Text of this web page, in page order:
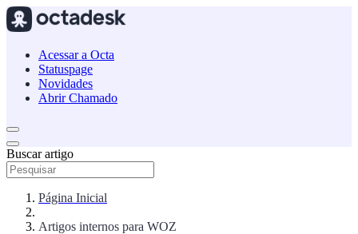
Acessar a Octa
Statuspage
Novidades
Abrir Chamado
Buscar artigo
Página Inicial
Artigos internos para WOZ